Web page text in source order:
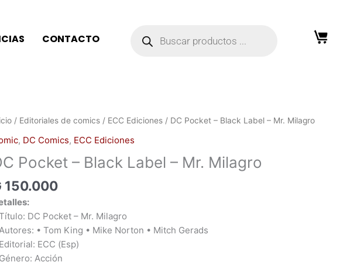
CONTACTO
productos
/ Editoriales de comics / ECC Ediciones / DC Pocket – Black Label – Mr. Milagro
, DC Comics, ECC Ediciones
Pocket – Black Label – Mr. Milagro
150.000
DC Pocket – Mr. Milagro
• Tom King • Mike Norton • Mitch Gerads
ECC (Esp)
Acción